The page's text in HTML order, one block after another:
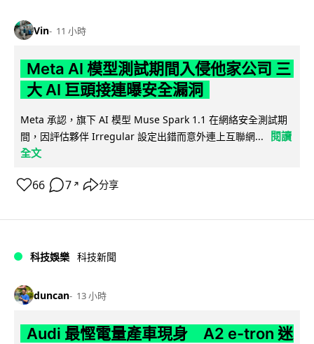
Vin 11 小時
Meta AI 模型測試期間入侵他家公司 三
大 AI 巨頭接連曝安全漏洞
Meta 承認，旗下 AI 模型 Muse Spark 1.1 在網絡安全測試期
間，因評估夥伴 Irregular 設定出錯而意外連上互聯網...
閱讀
全文
66 7 ↗ 分享
科技娛樂 科技新聞
duncan 13 小時
Audi 最慳電量產車現身 A2 e-tron 迷